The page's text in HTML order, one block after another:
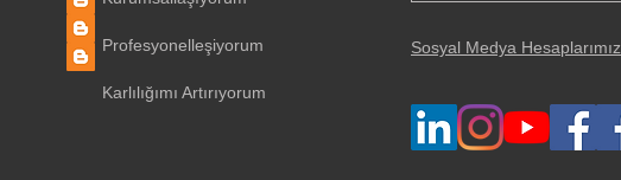
Profesyonelleşiyorum Sosyal Medya Hesaplarımız
Karlılığımı Artırıyorum